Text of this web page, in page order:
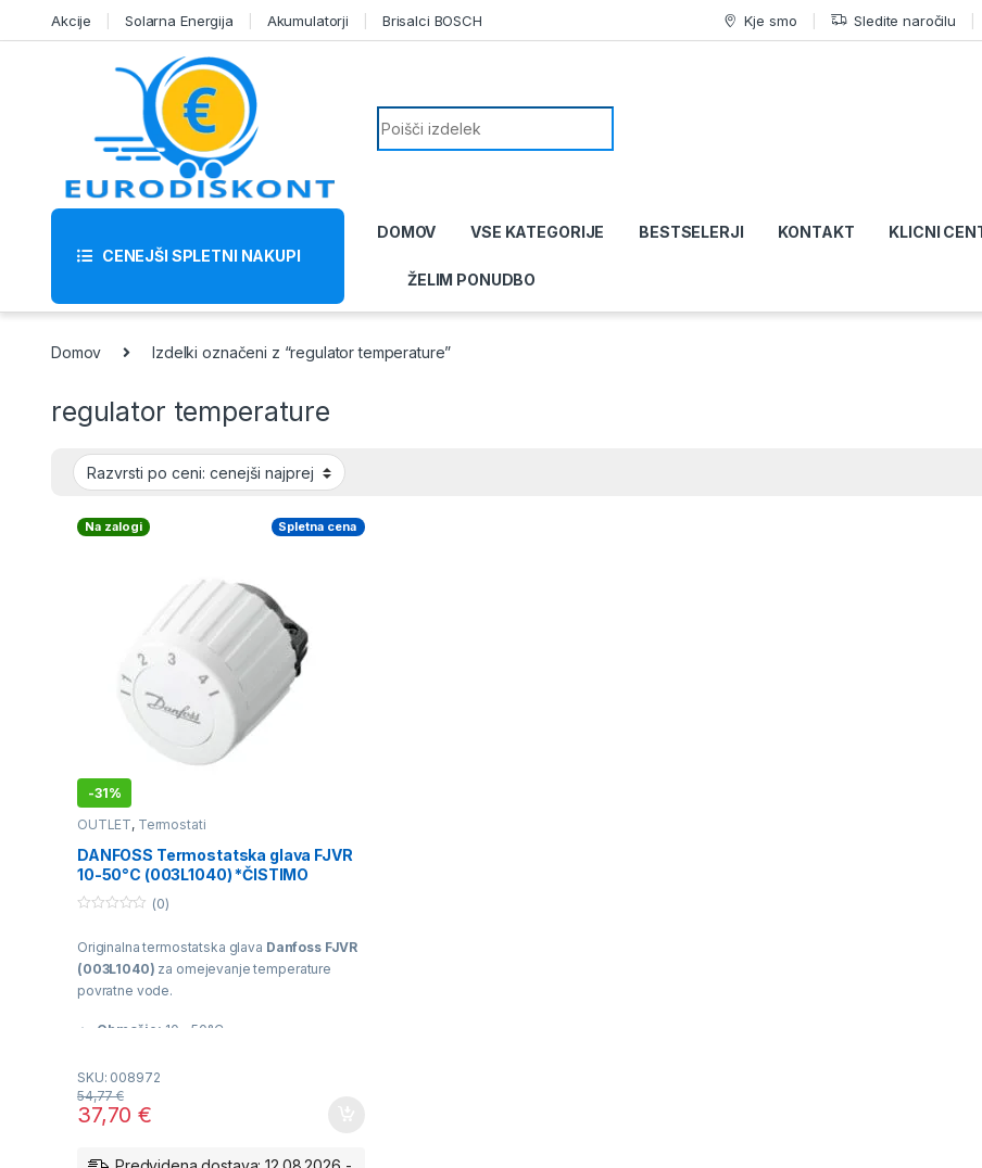
Skip to navigation
Akcije Solarna Energija Akumulatorji Brisalci BOSCH Kje smo Sledite naročilu
Search for:
CENEJŠI SPLETNI NAKUPI
DOMOV VSE KATEGORIJE BESTSELERJI KONTAKT KLICNI
ŽELIM PONUDBO
Domov Izdelki označeni z “regulator temperature”
regulator temperature
Na zalogi
-31%
Spletna cena
OUTLET, Termostati
DANFOSS Termostatska glava FJVR
10-50°C (003L1040) *ČISTIMO
SKLADIŠČE*
u
t
o
f
5
(0)
Originalna termostatska glava Danfoss FJVR
(003L1040) za omejevanje temperature
povratne vode.
Območje: 10 – 50°C.
Uporaba:
zanke talnega gretja.
Zanesljivost:
SKU: 008972
37,70€
54,77€